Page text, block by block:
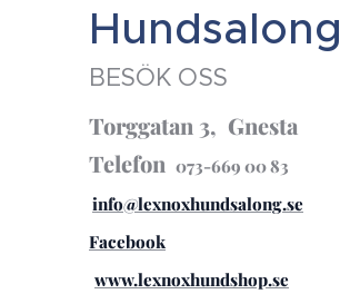
Hundsalong
BESÖK OSS
Torggatan 3, Gnesta
Telefon 073-669 00 83
info@lexnoxhundsalong.se
Facebook
www.lexnoxhundshop.se